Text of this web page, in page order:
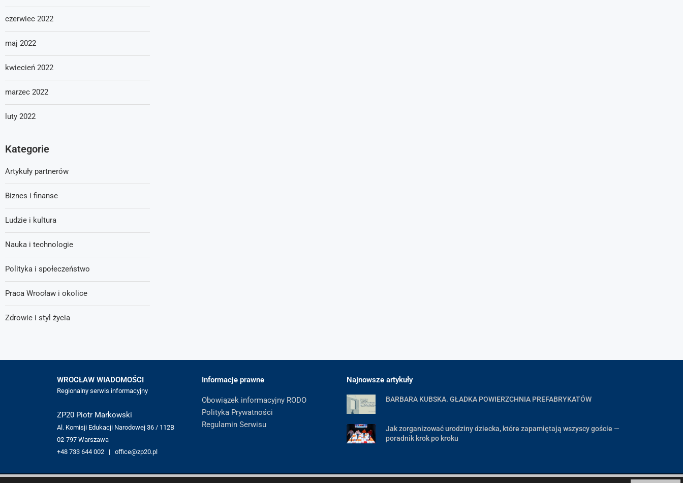
czerwiec 2022
maj 2022
kwiecień 2022
marzec 2022
luty 2022
Kategorie
Artykuły partnerów
Biznes i finanse
Ludzie i kultura
Nauka i technologie
Polityka i społeczeństwo
Praca Wrocław i okolice
Zdrowie i styl życia
WROCŁAW WIADOMOŚCI
Regionalny serwis informacyjny
ZP20 Piotr Markowski
Al. Komisji Edukacji Narodowej 36 / 112B
02-797 Warszawa
+48 733 644 002 | office@zp20.pl
Informacje prawne
Obowiązek informacyjny RODO
Polityka Prywatności
Regulamin Serwisu
Najnowsze artykuły
BARBARA KUBSKA. GŁADKA POWIERZCHNIA PREFABRYKATÓW
Jak zorganizować urodziny dziecka, które zapamiętają wszyscy goście —
poradnik krok po kroku